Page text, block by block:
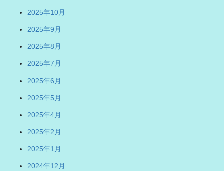
2025年10月
2025年9月
2025年8月
2025年7月
2025年6月
2025年5月
2025年4月
2025年2月
2025年1月
2024年12月